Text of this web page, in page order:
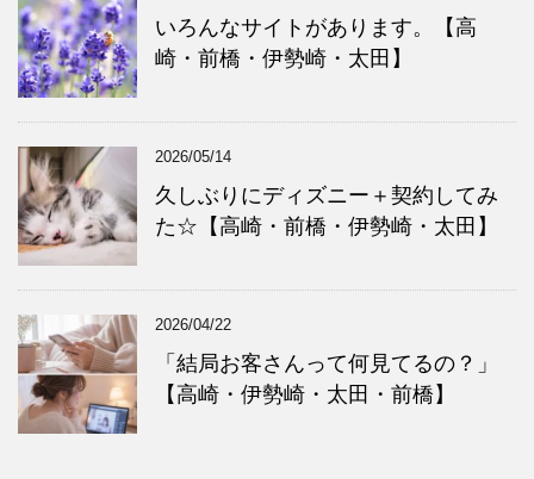
いろんなサイトがあります。【高
崎・前橋・伊勢崎・太田】
2026/05/14
久しぶりにディズニー＋契約してみ
た☆【高崎・前橋・伊勢崎・太田】
2026/04/22
「結局お客さんって何見てるの？」
【高崎・伊勢崎・太田・前橋】